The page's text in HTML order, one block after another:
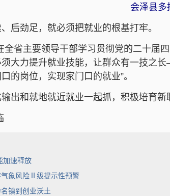
会泽县多
后劲足，就必须把就业的根基打牢。
全省主要领导干部学习贯彻党的二十届
大力提升就业技能，让群众有一技之
的岗位，实现家门口的就业”。
出和就地就近就业一起抓，积极培育
加速释放
象风险Ⅱ级提示性预警
镇到创业沃土